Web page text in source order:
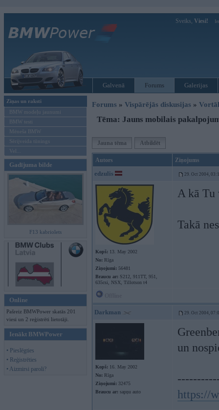
Sveiks, Viesi!
Galvenā Forums Galerijas
Ziņas un raksti
BMW modeļu jaunumi
BMW testi
Mēneša BMW
Sērijveida tūnings
Vel...
Gadījuma bilde
F13 kabriolets
Online
Pašreiz BMWPower skatās 201
viesi un 2 reģistrēti lietotāji.
Ienākt BMWPower
• Pieslēgties
• Reģistrēties
• Aizmirsi paroli?
Forums » Vispārējās diskusijas »
Tēma: Jauns mobilais
Jauna tēma Atbildēt
Autors Ziņojums
edzulis 29. Oct 2004,
Kopš: 13. May 2002
No: Rīga
Ziņojumi: 56481
Braucu ar: S212, 911TT, 951,
635csi, NSX, Tillotson t4
A kā Tu
Takā
Darkman 29. Oct 2004,
Kopš: 16. May 2002
No: Rīga
Ziņojumi: 32475
Braucu ar: sapņu auto
un
https://